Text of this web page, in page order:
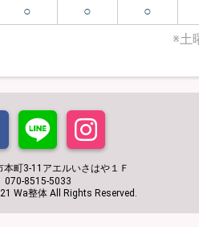
○ ○ ○
※土
本町3-11アエルいさはや１Ｆ
070-8515-5033
Wa整体 All Rights Reserved.